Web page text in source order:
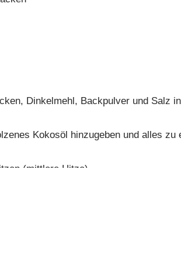
Dinkelmehl, Backpulver und Salz
Kokosöl hinzugeben und alles zu
(mittlere Hitze).